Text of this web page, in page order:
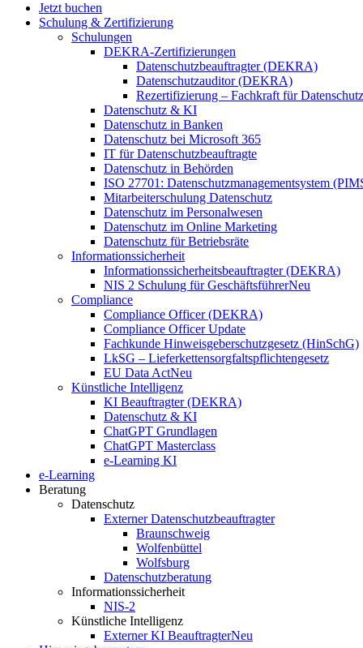
Jetzt buchen
Schulung & Zertifizierung
Schulungen
DEKRA-Zertifizierungen
Datenschutzbeauftragter (DEKRA)
Datenschutzauditor (DEKRA)
Rezertifizierung – Fachkraft für
Datenschutz & KI
Datenschutz in Banken
Datenschutz bei Microsoft 365
IT für Datenschutzbeauftragte
Datenschutz in Behörden
ISO 27701: Datenschutzmanagementsystem
Mitarbeiterschulung Datenschutz
Datenschutz im Personalwesen
Datenschutz im Online Marketing
Datenschutz für Betriebsräte
Informationssicherheit
Informationssicherheitsbeauftragter (DEKRA)
NIS 2 Schulung für GeschäftsführerNeu
Compliance
Compliance Officer (DEKRA)
Compliance Officer Update
Fachkunde Hinweisgeberschutzgesetz (HinSchG)
LkSG – Lieferkettensorgfaltspflichtengesetz
EU Data ActNeu
Künstliche Intelligenz
KI Beauftragter (DEKRA)
Datenschutz & KI
ChatGPT Grundlagen
ChatGPT Masterclass
e-Learning KI
e-Learning
Beratung
Datenschutz
Externer Datenschutzbeauftragter
Braunschweig
Wolfenbüttel
Wolfsburg
Datenschutzberatung
Informationssicherheit
NIS-2
Künstliche Intelligenz
Externer KI BeauftragterNeu